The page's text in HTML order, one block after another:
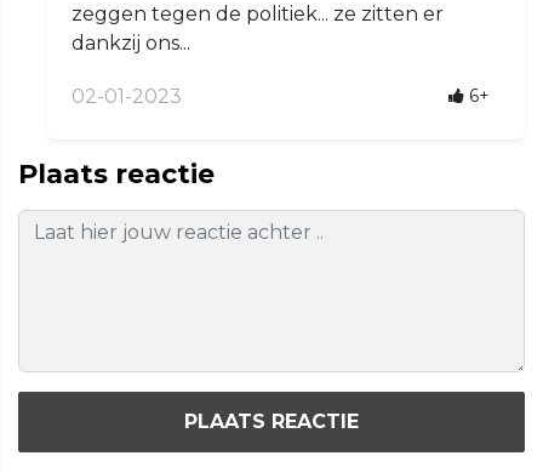
zeggen tegen de politiek... ze zitten er
dankzij ons...
02-01-2023 6+
Plaats reactie
PLAATS REACTIE